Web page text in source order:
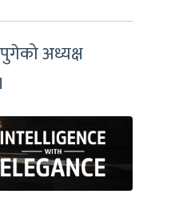
अध्यक्ष